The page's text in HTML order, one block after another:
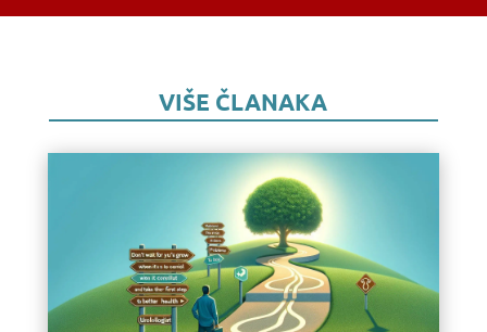
VIŠE ČLANAKA